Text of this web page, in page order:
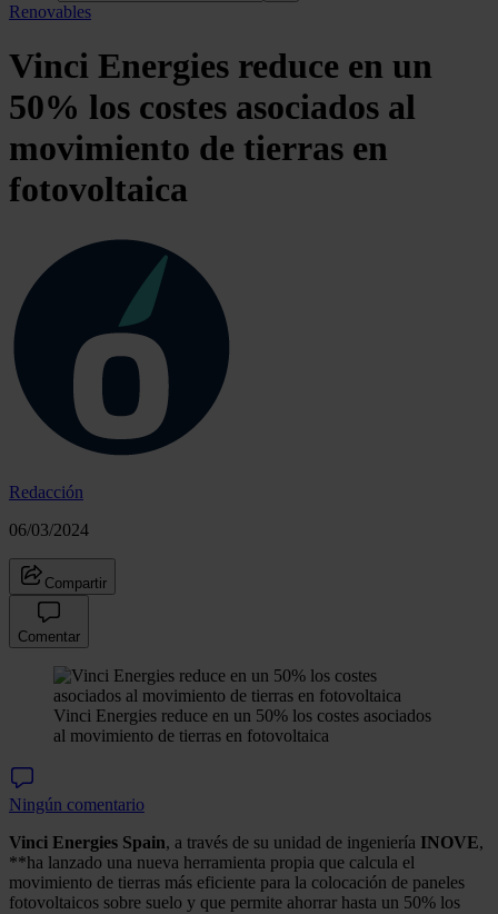
Renovables
Vinci Energies reduce en un
50% los costes asociados al
movimiento de tierras en
fotovoltaica
Redacción
06/03/2024
Compartir
Comentar
Vinci Energies reduce en un 50% los costes asociados
al movimiento de tierras en fotovoltaica
Ningún comentario
Vinci Energies Spain, a través de su unidad de ingeniería INOVE,
**ha lanzado una nueva herramienta propia que calcula el
movimiento de tierras más eficiente para la colocación de paneles
fotovoltaicos sobre suelo y que permite ahorrar hasta un 50% los